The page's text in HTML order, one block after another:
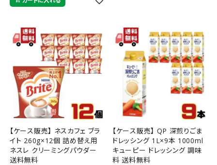
【ケース販売】 ネスカフェ ブラ
イト 260g×12個 詰め替え用
ネスレ クリーミングパウダー
送料無料
【ケース販売】 QP 深煎りごま
ドレッシング 1L×9本 1000ml
キューピー ドレッシング 調味
料 送料無料